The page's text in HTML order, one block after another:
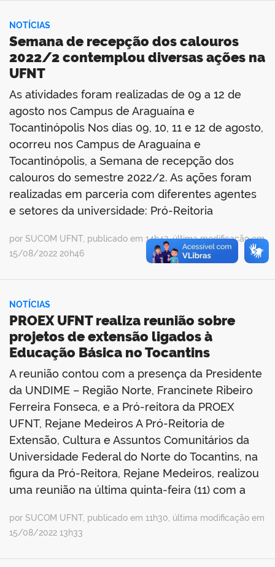
NOTÍCIAS
Semana de recepção dos calouros
2022/2 contemplou diversas ações na
UFNT
As atividades foram realizadas de 09 a 12 de
agosto nos Campus de Araguaína e
Tocantinópolis Nos dias 09, 10, 11 e 12 de agosto,
ocorreu nos Campus de Araguaína e
Tocantinópolis, a Semana de recepção dos
calouros do semestre 2022/2. As ações foram
realizadas em parceria com diferentes agentes
e setores da universidade: Pró-Reitoria
por SUCOM UFNT, publicado em 14h42, última modificação em
15/08/2022 20h46
NOTÍCIAS
PROEX UFNT realiza reunião sobre
projetos de extensão ligados à
Educação Básica no Tocantins
A reunião contou com a presença da Presidente
da UNDIME – Região Norte, Francinete Ribeiro
Ferreira Fonseca, e a Pró-reitora da PROEX
UFNT, Rejane Medeiros A Pró-Reitoria de
Extensão, Cultura e Assuntos Comunitários da
Universidade Federal do Norte do Tocantins, na
figura da Pró-Reitora, Rejane Medeiros, realizou
uma reunião na última quinta-feira (11) com a
por SUCOM UFNT, publicado em 11h30, última modificação em
15/08/2022 13h33